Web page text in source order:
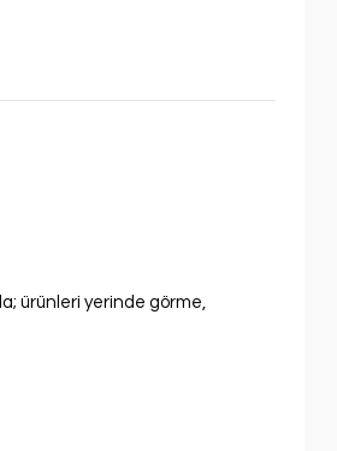
ürünleri yerinde görme,